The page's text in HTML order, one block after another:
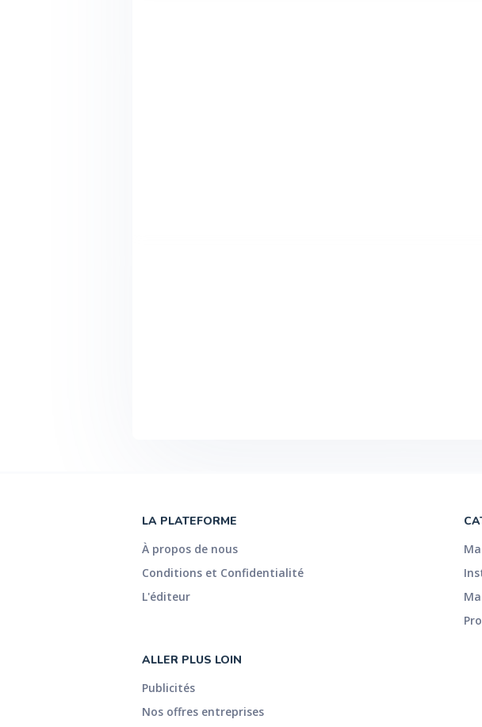
LA PLATEFORME
À propos de nous
Conditions et Confidentialité
L'éditeur
ALLER PLUS LOIN
Publicités
Nos offres entreprises